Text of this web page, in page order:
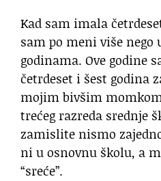
Kad sam imala
sam po meni više
godinama. Ove godine
četrdeset i šest godina
mojim bivšim
trećeg razreda srednje
zamislite nismo
ni u osnovnu školu, a
“sreće”.